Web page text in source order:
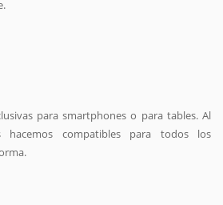
para smartphones o para tables. Al
hacemos compatibles para todos los